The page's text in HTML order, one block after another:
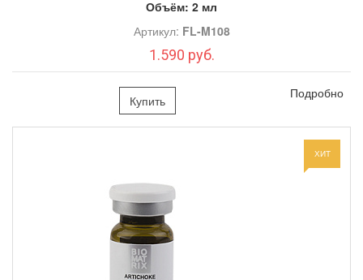
Методики омоложения
Больше полезного видео на:
Объём: 2 мл
Артикул: FL-M108
1.590 руб.
Купить Подробно
ХИТ